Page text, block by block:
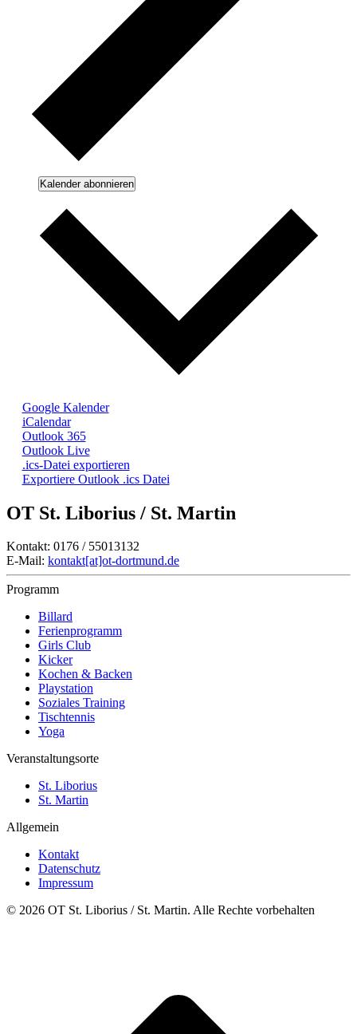
Kalender abonnieren
Google Kalender
iCalendar
Outlook 365
Outlook Live
.ics-Datei exportieren
Exportiere Outlook .ics Datei
OT St. Liborius / St. Martin
Kontakt: 0176 / 55013132
E-Mail: kontakt[at]ot-dortmund.de
Programm
Billard
Ferienprogramm
Girls Club
Kicker
Kochen & Backen
Playstation
Soziales Training
Tischtennis
Yoga
Veranstaltungsorte
St. Liborius
St. Martin
Allgemein
Kontakt
Datenschutz
Impressum
© 2026 OT St. Liborius / St. Martin. Alle Rechte vorbehalten